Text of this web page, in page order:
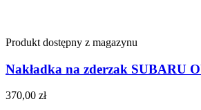
Produkt dostępny z magazynu
Nakładka na zderzak SUBARU
370,00 zł